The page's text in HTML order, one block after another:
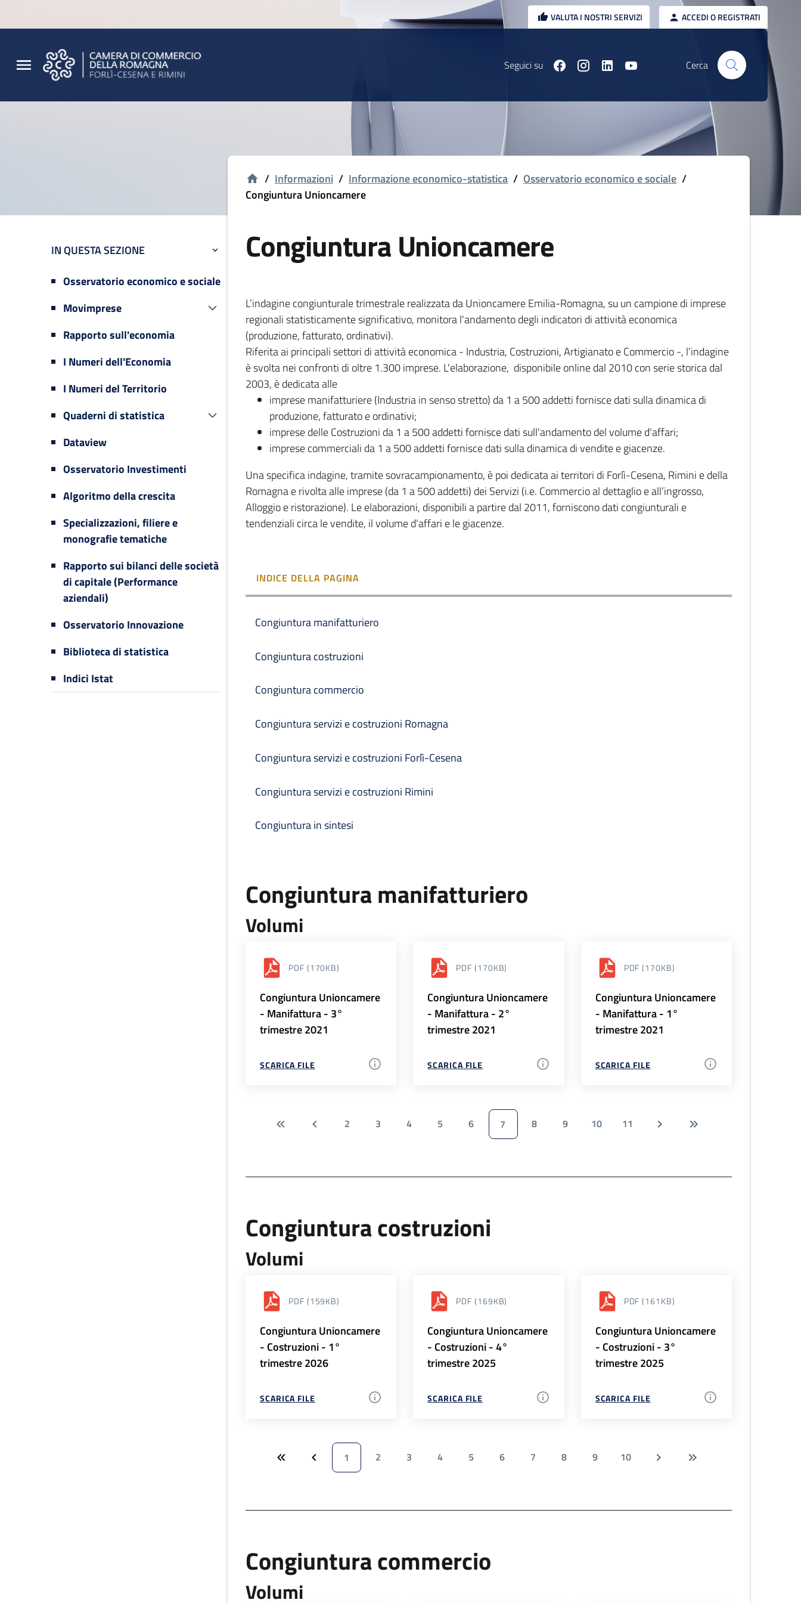
VALUTA I NOSTRI SERVIZI ACCEDI O REGISTRATI
Seguici su Cerca
IN QUESTA SEZIONE
Osservatorio economico e sociale
Movimprese
Rapporto sull'economia
I Numeri dell'Economia
I Numeri del Territorio
Quaderni di statistica
Dataview
Osservatorio Investimenti
Algoritmo della crescita
Specializzazioni, filiere e
monografie tematiche
Rapporto sui bilanci delle società
di capitale (Performance
aziendali)
Osservatorio Innovazione
Biblioteca di statistica
Indici Istat
/ Informazioni / Informazione economico-statistica / Osservatorio economico e sociale /
Congiuntura Unioncamere
Congiuntura Unioncamere
L’indagine congiunturale trimestrale realizzata da Unioncamere Emilia-Romagna, su un campione di imprese
regionali statisticamente significativo, monitora l'andamento degli indicatori di attività economica
(produzione, fatturato, ordinativi).
Riferita ai principali settori di attività economica - Industria, Costruzioni, Artigianato e Commercio -, l’indagine
è svolta nei confronti di oltre 1.300 imprese. L'elaborazione, disponibile online dal 2010 con serie storica dal
2003, è dedicata alle
imprese manifatturiere (Industria in senso stretto) da 1 a 500 addetti fornisce dati sulla dinamica di
produzione, fatturato e ordinativi;
imprese delle Costruzioni da 1 a 500 addetti fornisce dati sull'andamento del volume d'affari;
imprese commerciali da 1 a 500 addetti fornisce dati sulla dinamica di vendite e giacenze.
Una specifica indagine, tramite sovracampionamento, è poi dedicata ai territori di Forlì-Cesena, Rimini e della
Romagna e rivolta alle imprese (da 1 a 500 addetti) dei Servizi (i.e. Commercio al dettaglio e all’ingrosso,
Alloggio e ristorazione). Le elaborazioni, disponibili a partire dal 2011, forniscono dati congiunturali e
tendenziali circa le vendite, il volume d’affari e le giacenze.
INDICE DELLA PAGINA
Congiuntura manifatturiero
Congiuntura costruzioni
Congiuntura commercio
Congiuntura servizi e costruzioni Romagna
Congiuntura servizi e costruzioni Forlì-Cesena
Congiuntura servizi e costruzioni Rimini
Congiuntura in sintesi
Congiuntura manifatturiero
Volumi
PDF (170KB)
Congiuntura Unioncamere
- Manifattura - 3°
trimestre 2021
SCARICA FILE
PDF (170KB)
Congiuntura Unioncamere
- Manifattura - 2°
trimestre 2021
SCARICA FILE
PDF (170KB)
Congiuntura Unioncamere
- Manifattura - 1°
trimestre 2021
SCARICA FILE
2 3 4 5 6 7 8 9 10 11
Congiuntura costruzioni
Volumi
PDF (159KB)
Congiuntura Unioncamere
- Costruzioni - 1°
trimestre 2026
SCARICA FILE
PDF (169KB)
Congiuntura Unioncamere
- Costruzioni - 4°
trimestre 2025
SCARICA FILE
PDF (161KB)
Congiuntura Unioncamere
- Costruzioni - 3°
trimestre 2025
SCARICA FILE
1 2 3 4 5 6 7 8 9 10
Congiuntura commercio
Volumi